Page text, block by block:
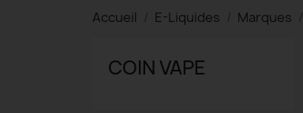
Accueil E-Liquides Marques
COIN VAPE